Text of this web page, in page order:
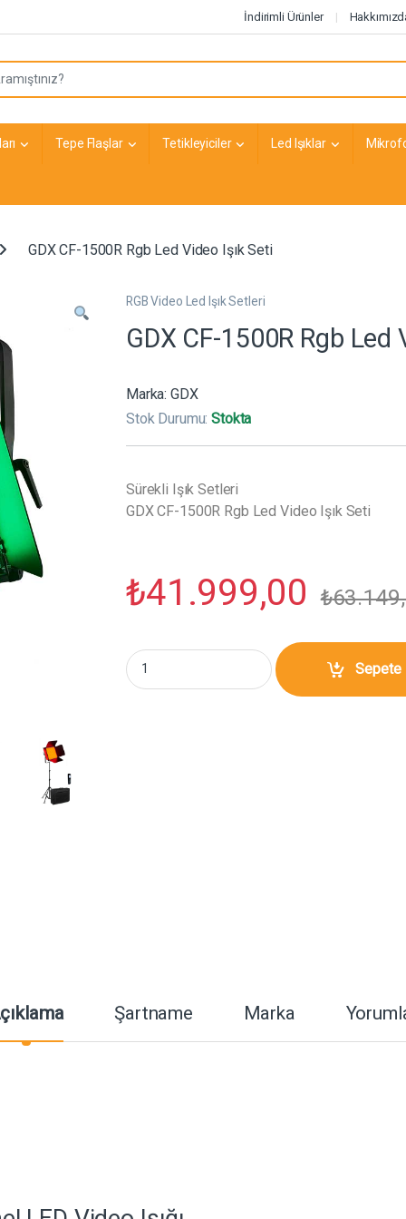
İndirimli Ürünler
Tepe Flaşlar Tetikleyiciler Led Işıklar
GDX CF-1500R Rgb Led Video Işık Seti
RGB Video Led Işık Setleri
GDX CF-1500R Rgb Led
Marka: GDX
Stok Durumu:Stokta
Sürekli Işık Setleri
GDX CF-1500R Rgb Led Video Işık Seti
₺41.999,00 ₺
GDX CF-1500R Rgb Led Video Işık Seti
Sepete
Şartname Marka